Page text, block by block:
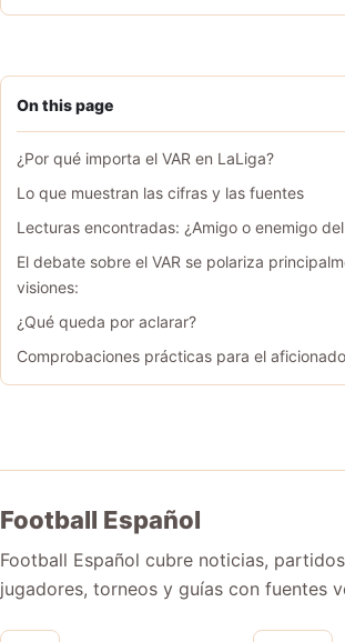
On this page
¿Por qué importa el VAR en LaLiga?
Lo que muestran las cifras y las fuentes
Lecturas encontradas: ¿Amigo o enemigo
El debate sobre el VAR se polariza
visiones:
¿Qué queda por aclarar?
Comprobaciones prácticas para el aficionado
Football Español
Football Español cubre noticias,
jugadores, torneos y guías con fuentes